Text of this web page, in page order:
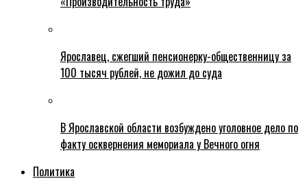
Ярославец, сжегший пенсионерку-общественницу за
100 тысяч рублей, не дожил до суда
В Ярославской области возбуждено уголовное дело по
факту осквернения мемориала у Вечного огня
Политика